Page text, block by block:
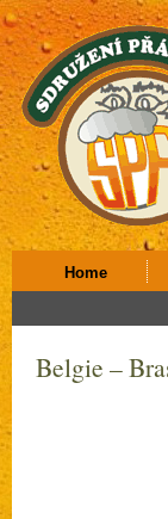
Home
Belgie –